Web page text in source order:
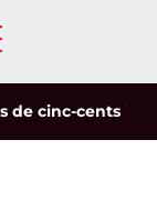
cinc-cents